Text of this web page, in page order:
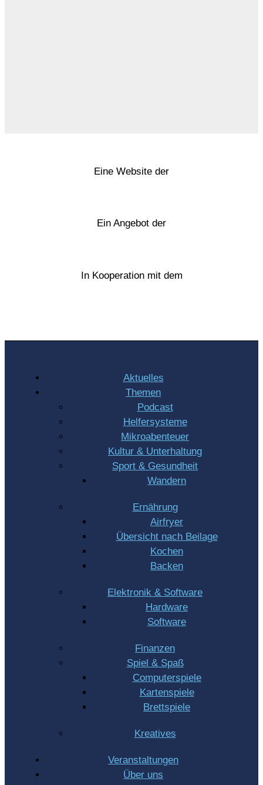
Eine Website der
Ein Angebot der
In Kooperation mit dem
Aktuelles
Themen
Podcast
Helfersysteme
Mikroabenteuer
Kultur & Unterhaltung
Sport & Gesundheit
Wandern
Ernährung
Airfryer
Übersicht nach Beilage
Kochen
Backen
Elektronik & Software
Hardware
Software
Finanzen
Spiel & Spaß
Computerspiele
Kartenspiele
Brettspiele
Kreatives
Veranstaltungen
Über uns